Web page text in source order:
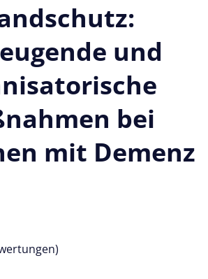
und
bei
mit Demenz